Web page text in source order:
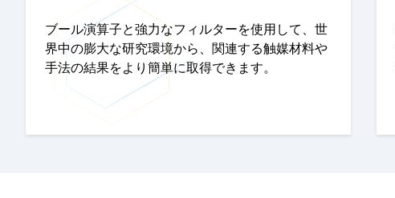
ブール演算子と強力なフィルターを使用して、世
界中の膨大な研究環境から、関連する触媒材料や
手法の結果をより簡単に取得できます。